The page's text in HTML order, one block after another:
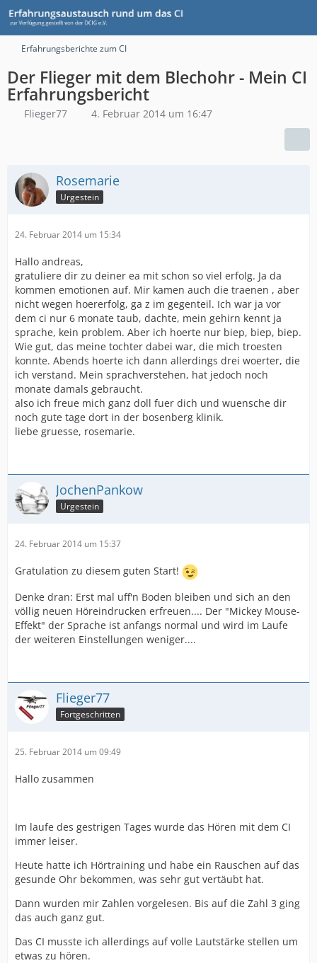
Erfahrungsberichte zum CI
Der Flieger mit dem Blechohr - Mein CI
Erfahrungsbericht
Flieger77 4. Februar 2014 um 16:47
Rosemarie
Urgestein
24. Februar 2014 um 15:34
Hallo andreas,
gratuliere dir zu deiner ea mit schon so viel erfolg. Ja da
kommen emotionen auf. Mir kamen auch die traenen , aber
nicht wegen hoererfolg, ga z im gegenteil. Ich war ja vor
dem ci nur 6 monate taub, dachte, mein gehirn kennt ja
sprache, kein problem. Aber ich hoerte nur biep, biep, biep.
Wie gut, das meine tochter dabei war, die mich troesten
konnte. Abends hoerte ich dann allerdings drei woerter, die
ich verstand. Mein sprachverstehen, hat jedoch noch
monate damals gebraucht.
also ich freue mich ganz doll fuer dich und wuensche dir
noch gute tage dort in der bosenberg klinik.
liebe gruesse, rosemarie.
JochenPankow
Urgestein
24. Februar 2014 um 15:37
Gratulation zu diesem guten Start!
Denke dran: Erst mal uff'n Boden bleiben und sich an den
völlig neuen Höreindrucken erfreuen.... Der "Mickey Mouse-
Effekt" der Sprache ist anfangs normal und wird im Laufe
der weiteren Einstellungen weniger....
Flieger77
Fortgeschritten
25. Februar 2014 um 09:49
Hallo zusammen
Im laufe des gestrigen Tages wurde das Hören mit dem CI
immer leiser.
Heute hatte ich Hörtraining und habe ein Rauschen auf das
gesunde Ohr bekommen, was sehr gut vertäubt hat.
Dann wurden mir Zahlen vorgelesen. Bis auf die Zahl 3 ging
das auch ganz gut.
Das CI musste ich allerdings auf volle Lautstärke stellen um
etwas zu hören.